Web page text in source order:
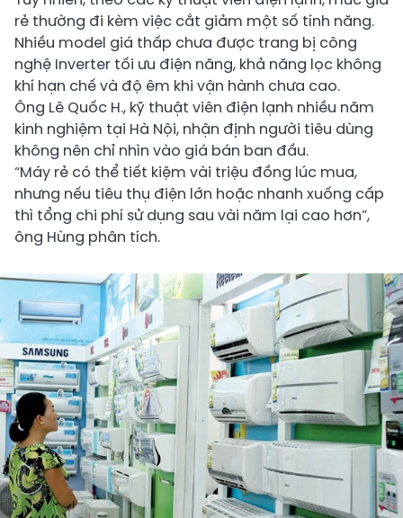
rẻ thường đi kèm việc cắt giảm một số tính năng.
Nhiều model giá thấp chưa được trang bị công
nghệ Inverter tối ưu điện năng, khả năng lọc không
khí hạn chế và độ êm khi vận hành chưa cao.
Ông Lê Quốc H., kỹ thuật viên điện lạnh nhiều năm
kinh nghiệm tại Hà Nội, nhận định người tiêu dùng
không nên chỉ nhìn vào giá bán ban đầu.
“Máy rẻ có thể tiết kiệm vài triệu đồng lúc mua,
nhưng nếu tiêu thụ điện lớn hoặc nhanh xuống cấp
thì tổng chi phí sử dụng sau vài năm lại cao hơn”,
ông Hùng phân tích.